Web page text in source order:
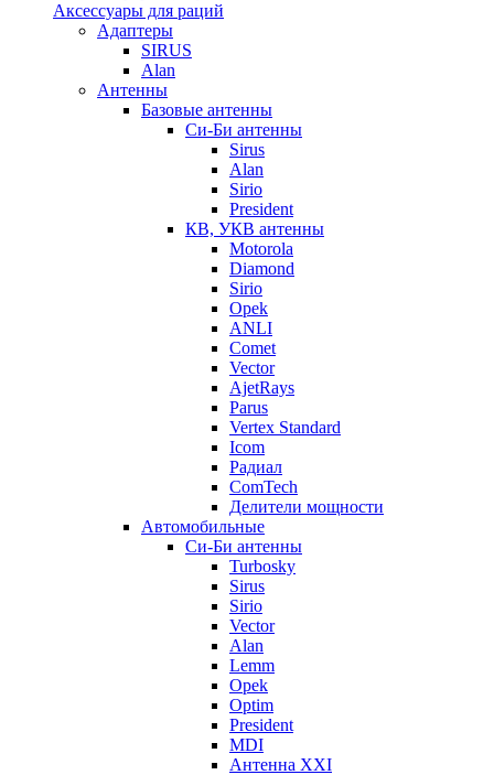
Аксессуары для раций
Адаптеры
SIRUS
Alan
Антенны
Базовые антенны
Си-Би антенны
Sirus
Alan
Sirio
President
КВ, УКВ антенны
Motorola
Diamond
Sirio
Opek
ANLI
Comet
Vector
AjetRays
Parus
Vertex Standard
Icom
Радиал
ComTech
Делители мощности
Автомобильные
Си-Би антенны
Turbosky
Sirus
Sirio
Vector
Alan
Lemm
Opek
Optim
President
MDI
Антенна XXI